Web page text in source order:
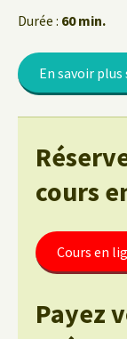
Durée : 60 min.
En savoir plus
cours
Cours en
Payez